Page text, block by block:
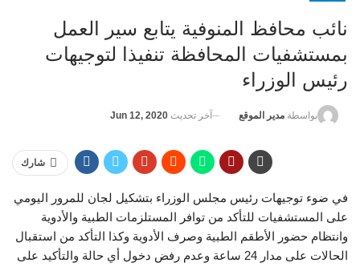
نائب محافظ المنوفية يتابع سير العمل
بمستشفيات المحافظة تنفيذا لتوجيهات
رئيس الوزراء
بواسطة مدير الموقع آخر تحديث Jun 12, 2020
شارك
في ضوء توجيهات رئيس مجلس الوزراء بتشكيل لجان للمرور اليومي
على المستشفيات للتأكد من توافر المستلزمات الطبية والأدوية
وانتظام حضور الأطقم الطبية وصرف الأدوية وكذا التأكد من استقبال
الحالات على مدار 24 ساعة وعدم رفض دخول أي حالة والتأكيد على